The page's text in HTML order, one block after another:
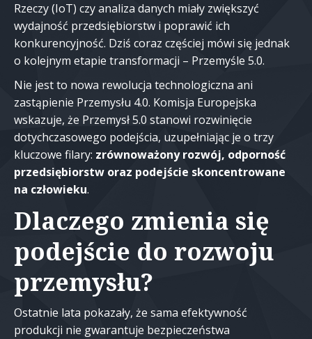
Rzeczy (IoT) czy analiza danych miały zwiększyć
wydajność przedsiębiorstw i poprawić ich
konkurencyjność. Dziś coraz częściej mówi się jednak
o kolejnym etapie transformacji – Przemyśle 5.0.
Nie jest to nowa rewolucja technologiczna ani
zastąpienie Przemysłu 4.0. Komisja Europejska
wskazuje, że Przemysł 5.0 stanowi rozwinięcie
dotychczasowego podejścia, uzupełniając je o trzy
kluczowe filary: zrównoważony rozwój, odporność
przedsiębiorstw oraz podejście skoncentrowane
na człowieku.
Dlaczego zmienia się
podejście do rozwoju
przemysłu?
Ostatnie lata pokazały, że sama efektywność
produkcji nie gwarantuje bezpieczeństwa